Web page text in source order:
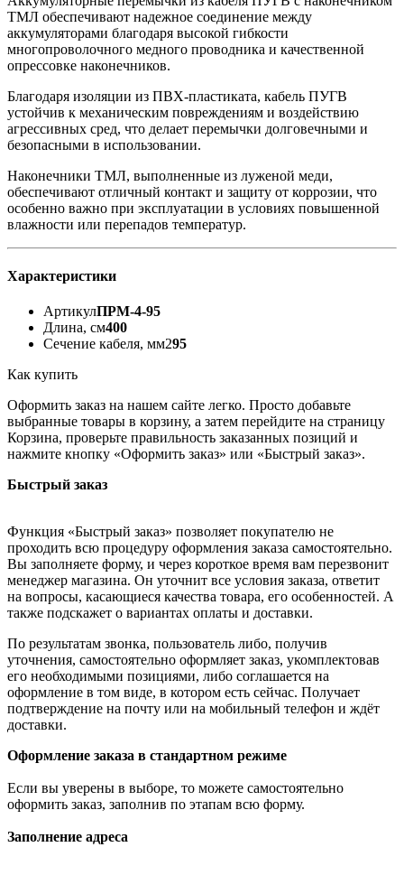
ТМЛ обеспечивают надежное соединение между
аккумуляторами благодаря высокой гибкости
многопроволочного медного проводника и качественной
опрессовке наконечников.
Благодаря изоляции из ПВХ-пластиката, кабель ПУГВ
устойчив к механическим повреждениям и воздействию
агрессивных сред, что делает перемычки долговечными и
безопасными в использовании.
Наконечники ТМЛ, выполненные из луженой меди,
обеспечивают отличный контакт и защиту от коррозии, что
особенно важно при эксплуатации в условиях повышенной
влажности или перепадов температур.
Характеристики
АртикулПРМ-4-95
Длина, см400
Сечение кабеля, мм295
Как купить
Оформить заказ на нашем сайте легко. Просто добавьте
выбранные товары в корзину, а затем перейдите на страницу
Корзина, проверьте правильность заказанных позиций и
нажмите кнопку «Оформить заказ» или «Быстрый заказ».
Быстрый заказ
Функция «Быстрый заказ» позволяет покупателю не
проходить всю процедуру оформления заказа самостоятельно.
Вы заполняете форму, и через короткое время вам перезвонит
менеджер магазина. Он уточнит все условия заказа, ответит
на вопросы, касающиеся качества товара, его особенностей. А
также подскажет о вариантах оплаты и доставки.
По результатам звонка, пользователь либо, получив
уточнения, самостоятельно оформляет заказ, укомплектовав
его необходимыми позициями, либо соглашается на
оформление в том виде, в котором есть сейчас. Получает
подтверждение на почту или на мобильный телефон и ждёт
доставки.
Оформление заказа в стандартном режиме
Если вы уверены в выборе, то можете самостоятельно
оформить заказ, заполнив по этапам всю форму.
Заполнение адреса